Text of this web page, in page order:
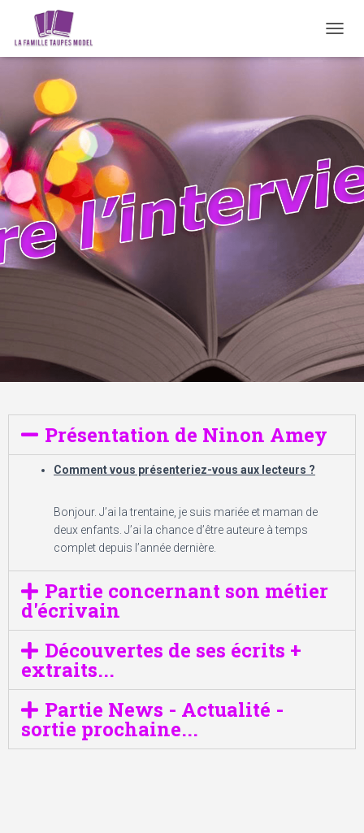
É
E
N
A
A
T
I
Présentation de Ninon Amey
Comment vous présenteriez-vous aux lecteurs ?
Bonjour. J’ai la trentaine, je suis mariée et maman de
deux enfants. J’ai la chance d’être auteure à temps
complet depuis l’année dernière.
Partie concernant son métier
d'écrivain
Découvertes de ses écrits +
extraits...
Partie News - Actualité -
sortie prochaine...